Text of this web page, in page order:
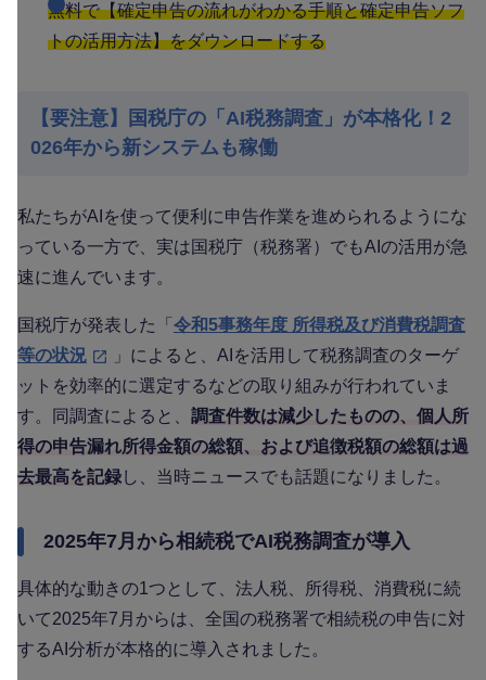
無料で【確定申告の流れがわかる手順と確定申告ソフ
トの活用方法】をダウンロードする
【要注意】国税庁の「AI税務調査」が本格化！2
026年から新システムも稼働
私たちがAIを使って便利に申告作業を進められるようにな
っている一方で、実は国税庁（税務署）でもAIの活用が急
速に進んでいます。
国税庁が発表した「 令和5事務年度 所得税及び消費税調査
等の状況
」によると、AIを活用して税務調査のターゲ
ットを効率的に選定するなどの取り組みが行われていま
す。同調査によると、 調査件数は減少したものの、個人所
得の申告漏れ所得金額の総額、および追徴税額の総額は過
去最高を記録し、当時ニュースでも話題になりました。
2025年7月から相続税でAI税務調査が導入
具体的な動きの1つとして、法人税、所得税、消費税に続
いて2025年7月からは、全国の税務署で相続税の申告に対
するAI分析が本格的に導入されました。